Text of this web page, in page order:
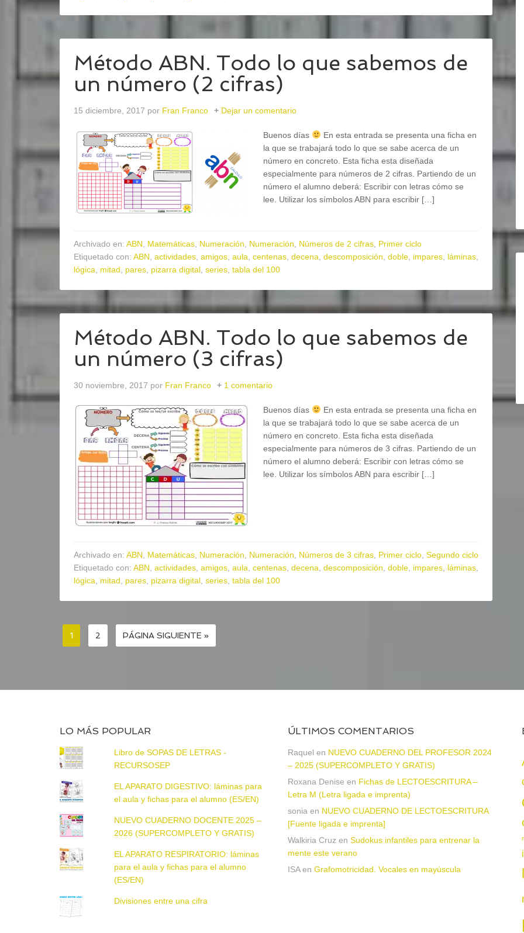
Método ABN. Todo lo que sabemos de
un número (2 cifras)
15 diciembre, 2017 por Fran Franco Dejar un comentario
Buenos días
En esta entrada se presenta una ficha en
la que se trabajará todo lo que se sabe acerca de un
número en concreto. Esta ficha esta diseñada
especialmente para números de 2 cifras. Partiendo de un
número el alumno deberá: Escribir con letras cómo se
lee. Utilizar los símbolos ABN para escribir […]
Archivado en: ABN Matemáticas Numeración Numeración Números de 2 cifras Primer ciclo
Etiquetado con: ABN actividades amigos aula centenas decena descomposición doble impares láminas
lógica
mitad pares pizarra digital series tabla del 100
Método ABN. Todo lo que sabemos de
un número (3 cifras)
30 noviembre, 2017 por Fran Franco 1 comentario
Buenos días
En esta entrada se presenta una ficha en
la que se trabajará todo lo que se sabe acerca de un
número en concreto. Esta ficha esta diseñada
especialmente para números de 3 cifras. Partiendo de un
número el alumno deberá: Escribir con letras cómo se
lee. Utilizar los símbolos ABN para escribir […]
Archivado en: ABN Matemáticas Numeración Numeración Números de 3 cifras Primer ciclo Segundo ciclo
Etiquetado con: ABN actividades amigos aula centenas decena descomposición doble impares láminas
lógica
mitad pares pizarra digital series tabla del 100
1 2 PÁGINA SIGUIENTE »
LO MÁS POPULAR
Libro de SOPAS DE LETRAS -
RECURSOSEP
EL APARATO DIGESTIVO: láminas para
el aula y fichas para el alumno (ES/EN)
NUEVO CUADERNO DOCENTE 2025 –
2026 (SUPERCOMPLETO Y GRATIS)
EL APARATO RESPIRATORIO: láminas
para el aula y fichas para el alumno
(ES/EN)
Divisiones entre una cifra
ÚLTIMOS COMENTARIOS
Raquel en NUEVO CUADERNO DEL PROFESOR 2024
– 2025 (SUPERCOMPLETO Y GRATIS)
Roxana Denise en Fichas de LECTOESCRITURA –
Letra M (Letra ligada e imprenta)
sonia en NUEVO CUADERNO DE LECTOESCRITURA
[Fuente ligada e imprenta]
Walkiria Cruz en Sudokus infantiles para entrenar la
mente este verano
ISAen Grafomotricidad. Vocales en mayúscula